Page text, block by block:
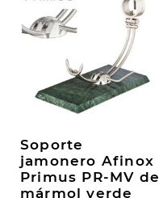
Soporte
jamonero Afinox
Primus PR-MV de
mármol verde